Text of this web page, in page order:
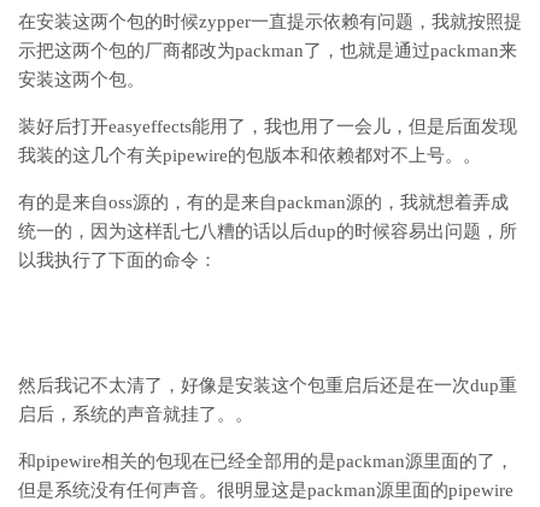
在安装这两个包的时候zypper一直提示依赖有问题，我就按照提
示把这两个包的厂商都改为packman了，也就是通过packman来
安装这两个包。
装好后打开easyeffects能用了，我也用了一会儿，但是后面发现
我装的这几个有关pipewire的包版本和依赖都对不上号。。
有的是来自oss源的，有的是来自packman源的，我就想着弄成
统一的，因为这样乱七八糟的话以后dup的时候容易出问题，所
以我执行了下面的命令：
然后我记不太清了，好像是安装这个包重启后还是在一次dup重
启后，系统的声音就挂了。。
和pipewire相关的包现在已经全部用的是packman源里面的了，
但是系统没有任何声音。很明显这是packman源里面的pipewire